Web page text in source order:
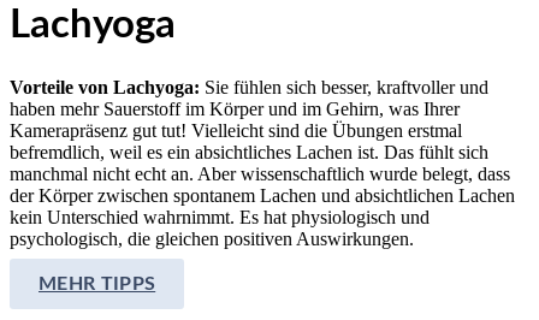
Lachyoga
Vorteile von Lachyoga: Sie fühlen sich besser, kraftvoller und
haben mehr Sauerstoff im Körper und im Gehirn, was Ihrer
Kamerapräsenz gut tut! Vielleicht sind die Übungen erstmal
befremdlich, weil es ein absichtliches Lachen ist. Das fühlt sich
manchmal nicht echt an. Aber wissenschaftlich wurde belegt, dass
der Körper zwischen spontanem Lachen und absichtlichen Lachen
kein Unterschied wahrnimmt. Es hat physiologisch und
psychologisch, die gleichen positiven Auswirkungen.
MEHR TIPPS